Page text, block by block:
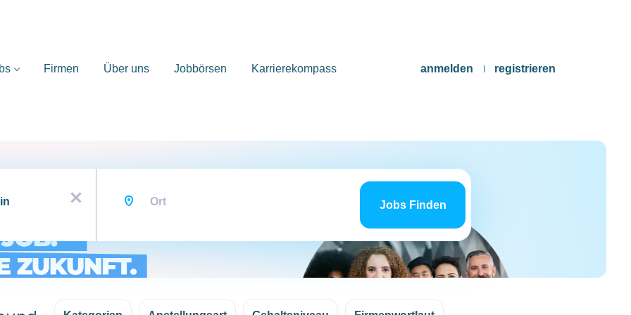
anmelden registrieren
Firmen Über uns Jobbörsen Karrierekompass
x
Jobs
findenJobs Finden